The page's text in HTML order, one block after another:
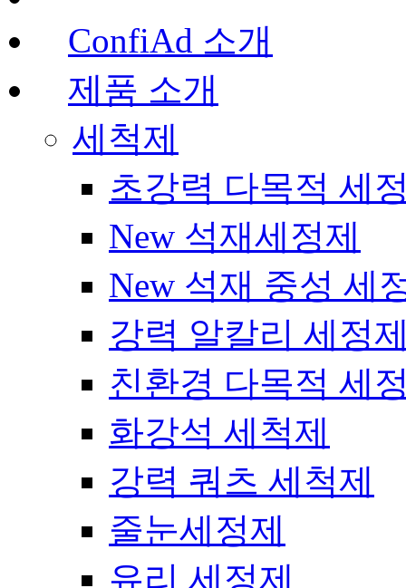
ConfiAd 소개
제품 소개
세척제
초강력 다목적 세
New 석재세정제
New 석재 중성 세
강력 알칼리 세정
친환경 다목적 세
화강석 세척제
강력 쿼츠 세척제
줄눈세정제
유리 세정제